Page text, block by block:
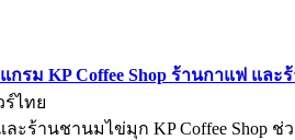
แกรม KP Coffee Shop ร้านกาแฟ และ
ะร้านชานมไข่มุก KP Coffee Shop ช่